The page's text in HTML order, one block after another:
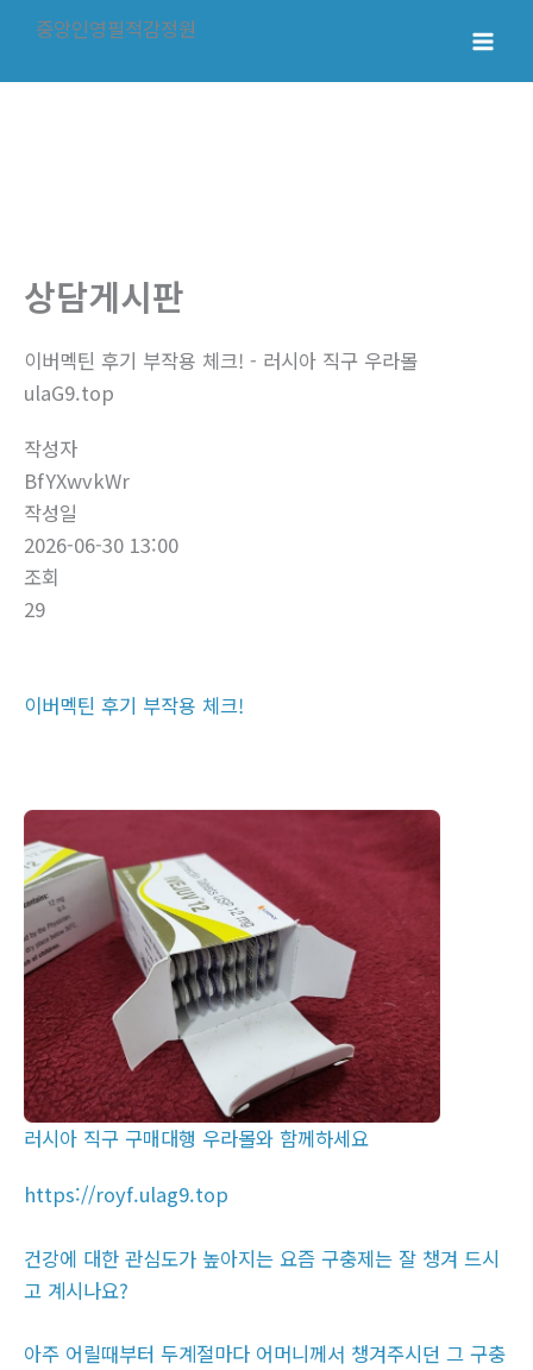
츠
중앙인영필적감정원
Main
상담게시판
이버멕틴 후기 부작용 체크! - 러시아 직구 우라몰
ulaG9.top
작성자
BfYXwvkWr
작성일
2026-06-30 13:00
조회
29
이버멕틴 후기 부작용 체크!
러시아 직구 구매대행 우라몰와 함께하세요
https://royf.ulag9.top
건강에 대한 관심도가 높아지는 요즘 구충제는 잘 챙겨 드시
고 계시나요?
아주 어릴때부터 두계절마다 어머니께서 챙겨주시던 그 구충